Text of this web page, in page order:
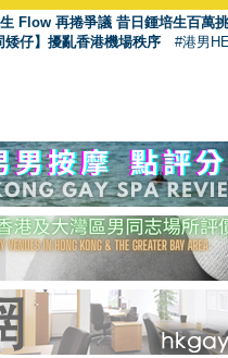
Flow 再捲爭議 昔日鍾培生百萬
矮仔】擾亂香港機場秩序 #港男